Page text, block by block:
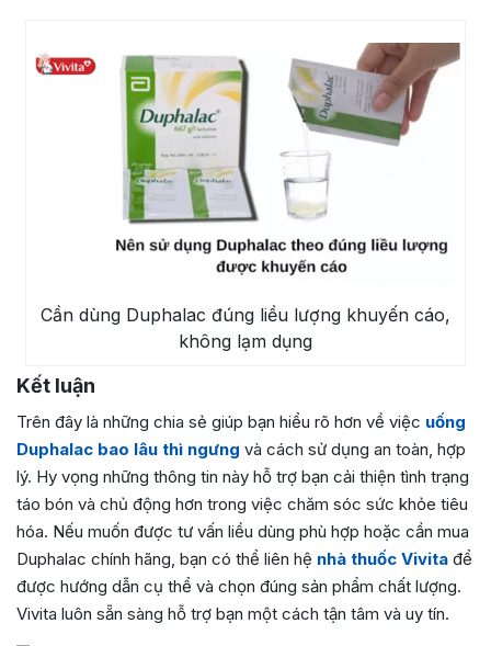
Cần dùng Duphalac đúng liều lượng khuyến cáo,
không lạm dụng
Kết luận
Trên đây là những chia sẻ giúp bạn hiểu rõ hơn về việc uống
Duphalac bao lâu thì ngưng và cách sử dụng an toàn, hợp
lý. Hy vọng những thông tin này hỗ trợ bạn cải thiện tình trạng
táo bón và chủ động hơn trong việc chăm sóc sức khỏe tiêu
hóa. Nếu muốn được tư vấn liều dùng phù hợp hoặc cần mua
Duphalac chính hãng, bạn có thể liên hệ nhà thuốc Vivita để
được hướng dẫn cụ thể và chọn đúng sản phẩm chất lượng.
Vivita luôn sẵn sàng hỗ trợ bạn một cách tận tâm và uy tín.